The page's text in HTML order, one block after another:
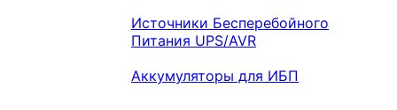
Источники Бесперебойного
Питания UPS/AVR
Аккумуляторы для ИБП